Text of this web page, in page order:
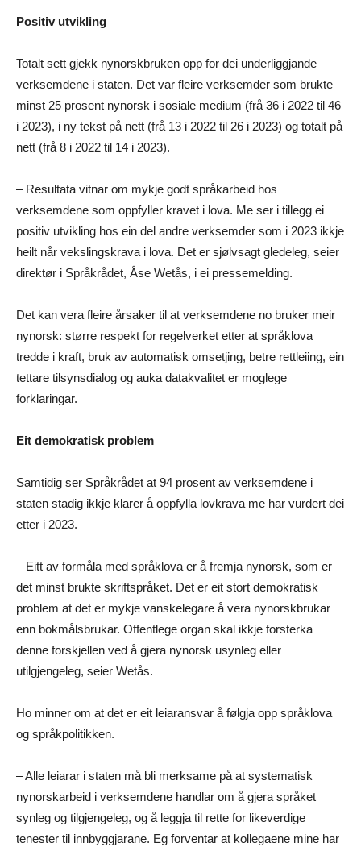
Positiv utvikling
Totalt sett gjekk nynorskbruken opp for dei underliggjande
verksemdene i staten. Det var fleire verksemder som brukte
minst 25 prosent nynorsk i sosiale medium (frå 36 i 2022 til 46
i 2023), i ny tekst på nett (frå 13 i 2022 til 26 i 2023) og totalt på
nett (frå 8 i 2022 til 14 i 2023).
– Resultata vitnar om mykje godt språkarbeid hos
verksemdene som oppfyller kravet i lova. Me ser i tillegg ei
positiv utvikling hos ein del andre verksemder som i 2023 ikkje
heilt når vekslingskrava i lova. Det er sjølvsagt gledeleg, seier
direktør i Språkrådet, Åse Wetås, i ei pressemelding.
Det kan vera fleire årsaker til at verksemdene no bruker meir
nynorsk: større respekt for regelverket etter at språklova
tredde i kraft, bruk av automatisk omsetjing, betre rettleiing, ein
tettare tilsynsdialog og auka datakvalitet er moglege
forklaringar.
Eit demokratisk problem
Samtidig ser Språkrådet at 94 prosent av verksemdene i
staten stadig ikkje klarer å oppfylla lovkrava me har vurdert dei
etter i 2023.
– Eitt av formåla med språklova er å fremja nynorsk, som er
det minst brukte skriftspråket. Det er eit stort demokratisk
problem at det er mykje vanskelegare å vera nynorskbrukar
enn bokmålsbrukar. Offentlege organ skal ikkje forsterka
denne forskjellen ved å gjera nynorsk usynleg eller
utilgjengeleg, seier Wetås.
Ho minner om at det er eit leiaransvar å følgja opp språklova
og språkpolitikken.
– Alle leiarar i staten må bli merksame på at systematisk
nynorskarbeid i verksemdene handlar om å gjera språket
synleg og tilgjengeleg, og å leggja til rette for likeverdige
tenester til innbyggjarane. Eg forventar at kollegaene mine har